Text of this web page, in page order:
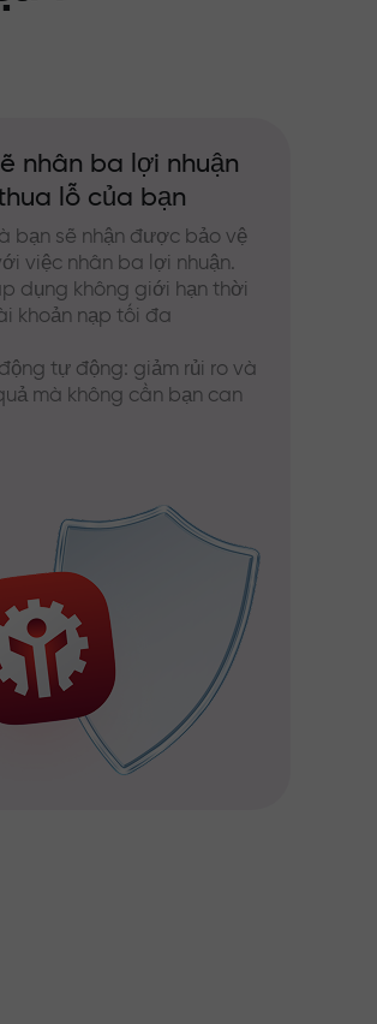
nhân ba lợi nhuận
lỗ của bạn
bạn sẽ nhận được bảo vệ
việc nhân ba lợi nhuận.
dụng không giới hạn thời
khoản nạp tối đa
tự động: giảm rủi ro và
mà không cần bạn can